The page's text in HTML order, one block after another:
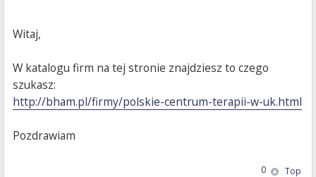
Witaj,
W katalogu firm na tej stronie znajdziesz to czego
szukasz:
http://bham.pl/firmy/polskie-centrum-terapii-w-uk.html
Pozdrawiam
Top
0